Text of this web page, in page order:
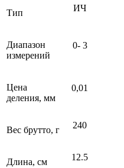
Тип ИЧ
Диапазон
измерений
0- 3
Цена
деления, мм
0,01
Вес брутто, г 240
Длина, см 12.5